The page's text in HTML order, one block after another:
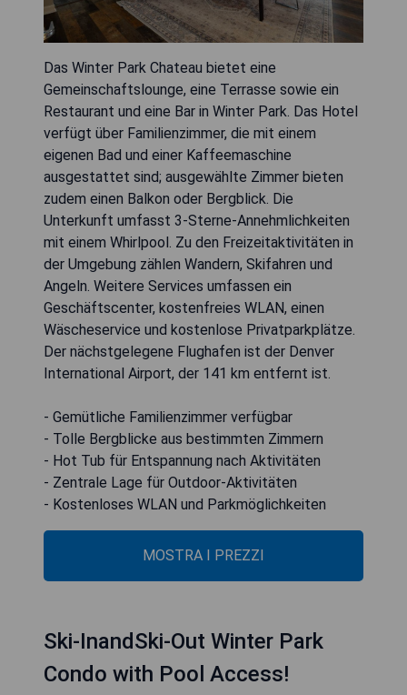
Das Winter Park Chateau bietet eine
Gemeinschaftslounge, eine Terrasse sowie ein
Restaurant und eine Bar in Winter Park. Das Hotel
verfügt über Familienzimmer, die mit einem
eigenen Bad und einer Kaffeemaschine
ausgestattet sind; ausgewählte Zimmer bieten
zudem einen Balkon oder Bergblick. Die
Unterkunft umfasst 3-Sterne-Annehmlichkeiten
mit einem Whirlpool. Zu den Freizeitaktivitäten in
der Umgebung zählen Wandern, Skifahren und
Angeln. Weitere Services umfassen ein
Geschäftscenter, kostenfreies WLAN, einen
Wäscheservice und kostenlose Privatparkplätze.
Der nächstgelegene Flughafen ist der Denver
International Airport, der 141 km entfernt ist.
- Gemütliche Familienzimmer verfügbar
- Tolle Bergblicke aus bestimmten Zimmern
- Hot Tub für Entspannung nach Aktivitäten
- Zentrale Lage für Outdoor-Aktivitäten
- Kostenloses WLAN und Parkmöglichkeiten
MOSTRA I PREZZI
Ski-InandSki-Out Winter Park
Condo with Pool Access!